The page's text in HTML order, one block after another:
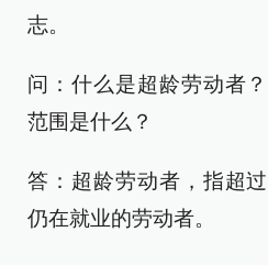
志。
问：什么是超龄劳动者
范围是什么？
答：超龄劳动者，指超
仍在就业的劳动者。